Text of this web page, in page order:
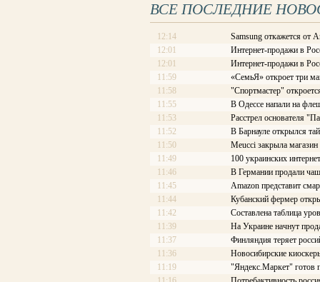
ВСЕ ПОСЛЕДНИЕ
12:14
Samsung откажется от
12:01
Интернет-продажи в
12:01
Интернет-продажи в
11:59
«СемьЯ» откроет три
11:58
"Спортмастер"
11:55
В Одессе напали на
11:53
Расстрел основателя
11:52
В Барнауле открылся
11:50
Meucci закрыла
11:49
100 украинских
11:46
В Германии продали
11:45
Amazon представит
11:44
Кубанский фермер
11:42
Составлена таблица
11:39
На Украине начнут
11:37
Финляндия теряет
11:36
Новосибирские
11:19
"Яндекс.Маркет" готов